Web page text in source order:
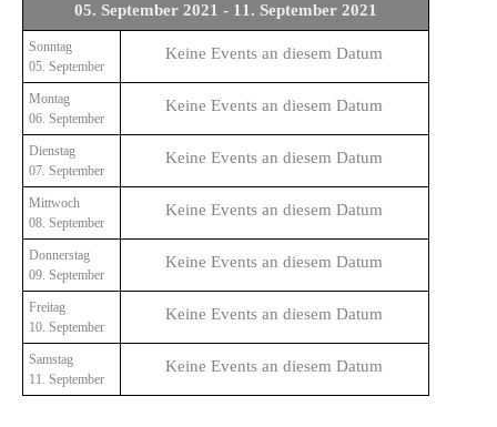
05. September 2021 - 11. September 2021
Sonntag
05. September
Keine Events an diesem Datum
Montag
06. September
Keine Events an diesem Datum
Dienstag
07. September
Keine Events an diesem Datum
Mittwoch
08. September
Keine Events an diesem Datum
Donnerstag
09. September
Keine Events an diesem Datum
Freitag
10. September
Keine Events an diesem Datum
Samstag
11. September
Keine Events an diesem Datum